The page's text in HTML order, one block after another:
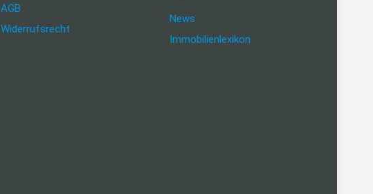
AGB
Widerrufsrecht
News
Immobilienlexikon